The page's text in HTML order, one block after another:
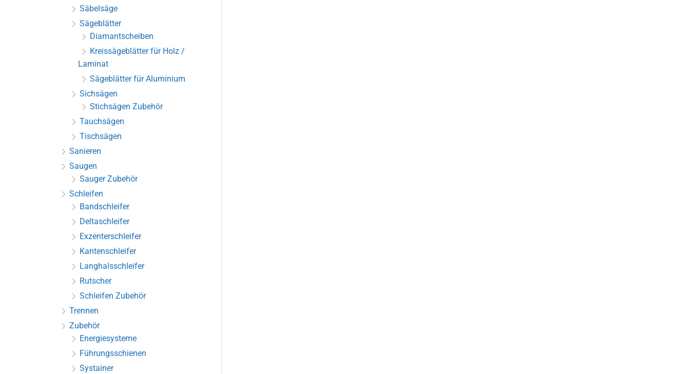
Säbelsäge
Sägeblätter
Diamantscheiben
Kreissägeblätter für Holz /
Laminat
Sägeblätter für Aluminium
Sichsägen
Stichsägen Zubehör
Tauchsägen
Tischsägen
Sanieren
Saugen
Sauger Zubehör
Schleifen
Bandschleifer
Deltaschleifer
Exzenterschleifer
Kantenschleifer
Langhalsschleifer
Rutscher
Schleifen Zubehör
Trennen
Zubehör
Energiesysteme
Führungsschienen
Systainer